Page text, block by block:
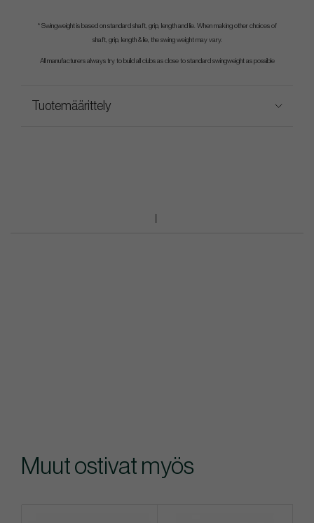
* Swingweight is based on standard shaft, grip, length and lie. When making other choices of
shaft, grip, length & lie, the swing weight may vary.
All manufacturers always try to build all clubs as close to standard swingweight as possible
Tuotemäärittely
Muut ostivat myös